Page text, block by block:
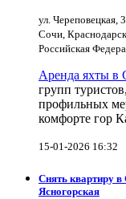
ул. Череповецкая,
Сочи,
Российская
Аренда яхты в
групп
профильных
комфорте гор
15-01-2026 16:32
Снять квартиру
Ясногорская